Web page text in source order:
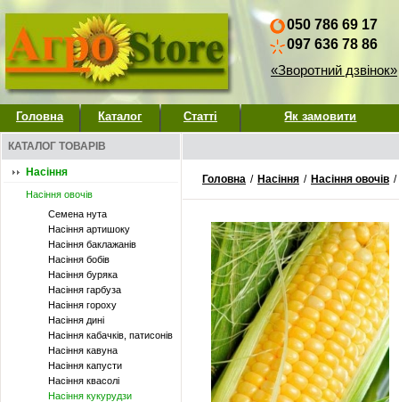
050 786 69 17
097 636 78 86
«Зворотний дзвінок»
Головна Каталог Статті Як замовити
КАТАЛОГ ТОВАРІВ
Насіння
Насіння овочів
Семена нута
Насіння артишоку
Насіння баклажанів
Насіння бобів
Насіння буряка
Насіння гарбуза
Насіння гороху
Насіння дині
Насіння кабачків, патисонів
Насіння кавуна
Насіння капусти
Насіння квасолі
Насіння кукурудзи
Головна / Насіння / Насіння овочів /